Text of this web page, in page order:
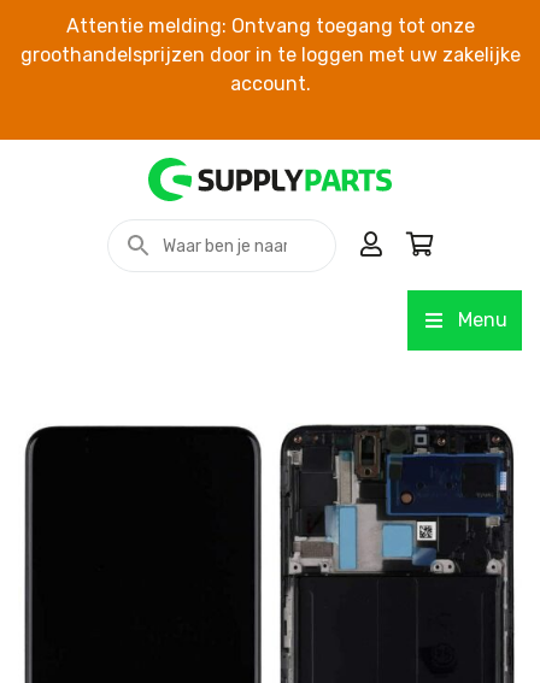
Attentie melding: Ontvang toegang tot onze
groothandelsprijzen door in te loggen met uw zakelijke
account.
Menu